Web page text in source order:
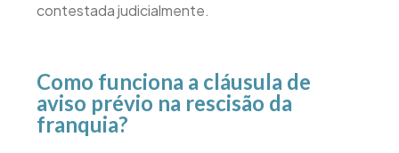
contestada judicialmente.
Como funciona a cláusula de
aviso prévio na rescisão da
franquia?